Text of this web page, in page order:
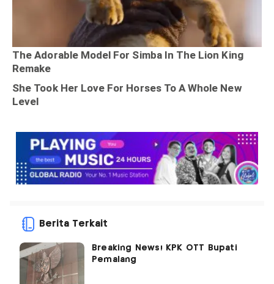
Berita Terkait
Breaking News! KPK OTT Bupati
Pemalang